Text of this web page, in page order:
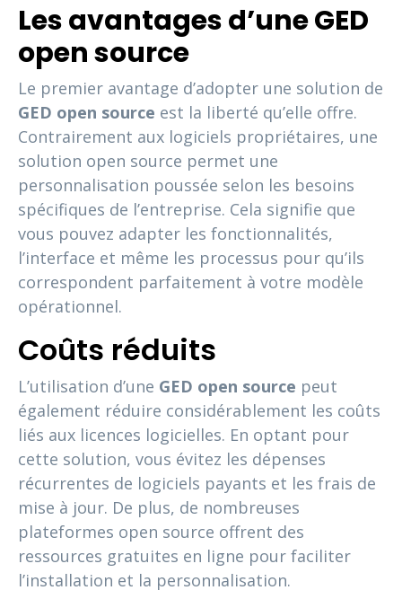
Les avantages d’une GED
open source
Le premier avantage d’adopter une solution de
GED open source est la liberté qu’elle offre.
Contrairement aux logiciels propriétaires, une
solution open source permet une
personnalisation poussée selon les besoins
spécifiques de l’entreprise. Cela signifie que
vous pouvez adapter les fonctionnalités,
l’interface et même les processus pour qu’ils
correspondent parfaitement à votre modèle
opérationnel.
Coûts réduits
L’utilisation d’une GED open source peut
également réduire considérablement les coûts
liés aux licences logicielles. En optant pour
cette solution, vous évitez les dépenses
récurrentes de logiciels payants et les frais de
mise à jour. De plus, de nombreuses
plateformes open source offrent des
ressources gratuites en ligne pour faciliter
l’installation et la personnalisation.